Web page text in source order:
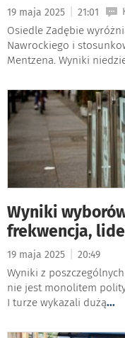
19 maja 2025 21:01
Osiedle Zadębie
Nawrockiego i
Mentzena. Wyniki
Wyniki
frekwencja,
19 maja 2025 20:49
Wyniki z
nie jest monolitem
I turze wykazali dużą...